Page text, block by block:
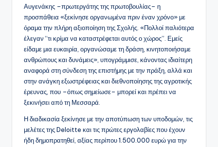
Αυγενάκης –πρωτεργάτης της πρωτοβουλίας– η
προσπάθεια «ξεκίνησε οργανωμένα πριν έναν χρόνο» με
όραμα την πλήρη αξιοποίηση της Σχολής. «Πολλοί παλιότερα
έλεγαν “τι κρίμα να καταστρέφεται αυτός ο χώρος”. Εμείς
είδαμε μια ευκαιρία, οργανώσαμε τη δράση, κινητοποιήσαμε
ανθρώπους και δυνάμεις», υπογράμμισε, κάνοντας ιδιαίτερη
αναφορά στη σύνδεση της επιστήμης με την πράξη, αλλά και
στην ανάγκη εξωστρέφειας και διεθνοποίησης της αγροτικής
έρευνας, που –όπως σημείωσε– μπορεί και πρέπει να
ξεκινήσει από τη Μεσσαρά.
Η διαδικασία ξεκίνησε με την αποτύπωση των υποδομών, τις
μελέτες της Deloitte και τις πρώτες εργολαβίες που έχουν
ήδη δημοπρατηθεί, αξίας περίπου 1.500.000 ευρώ για την